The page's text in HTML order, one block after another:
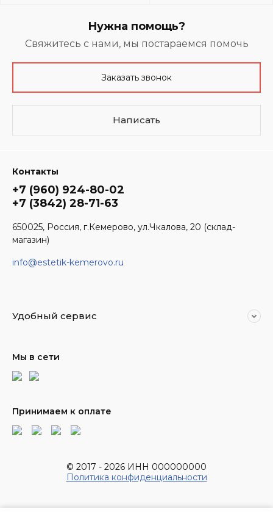
Нужна помощь?
Свяжитесь с нами, мы постараемся помочь
Заказать звонок
Написать
Контакты
+7 (960) 924-80-02
+7 (3842) 28-71-63
650025, Россия, г.Кемерово, ул.Чкалова, 20 (склад-
магазин)
info@estetik-kemerovo.ru
Удобный сервис
Мы в сети
Принимаем к оплате
© 2017 - 2026 ИНН 000000000
Политика конфиденциальности